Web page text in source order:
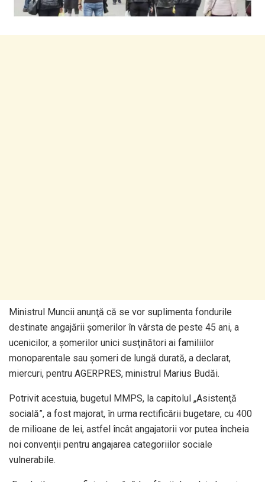
Ministrul Muncii anunţă că se vor suplimenta fondurile
destinate angajării şomerilor în vârsta de peste 45 ani, a
ucenicilor, a şomerilor unici susţinători ai familiilor
monoparentale sau şomeri de lungă durată, a declarat,
miercuri, pentru AGERPRES, ministrul Marius Budăi.
Potrivit acestuia, bugetul MMPS, la capitolul „Asistenţă
socială”, a fost majorat, în urma rectificării bugetare, cu 400
de milioane de lei, astfel încât angajatorii vor putea încheia
noi convenţii pentru angajarea categoriilor sociale
vulnerabile.